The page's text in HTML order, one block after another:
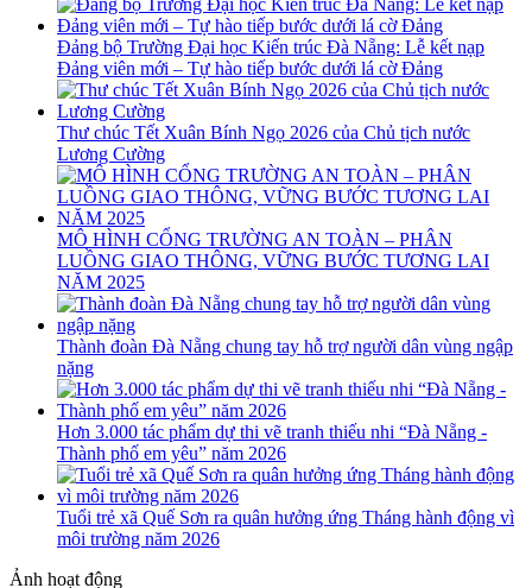
Đảng bộ Trường Đại học Kiến trúc Đà Nẵng: Lễ kết nạp
Đảng viên mới – Tự hào tiếp bước dưới lá cờ Đảng
Thư chúc Tết Xuân Bính Ngọ 2026 của Chủ tịch nước
Lương Cường
MÔ HÌNH CỔNG TRƯỜNG AN TOÀN – PHÂN
LUỒNG GIAO THÔNG, VỮNG BƯỚC TƯƠNG LAI
NĂM 2025
Thành đoàn Đà Nẵng chung tay hỗ trợ người dân vùng ngập
nặng
Hơn 3.000 tác phẩm dự thi vẽ tranh thiếu nhi “Đà Nẵng -
Thành phố em yêu” năm 2026
Tuổi trẻ xã Quế Sơn ra quân hưởng ứng Tháng hành động vì
môi trường năm 2026
Ảnh hoạt động